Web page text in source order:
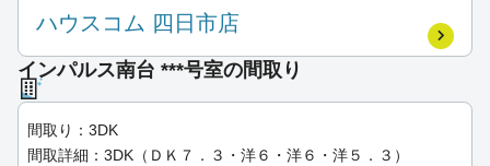
ハウスコム 四日市店
インパルス南台 ***号室の間取り
間取り：3DK
間取詳細：3DK（ＤＫ７．３・洋６・洋６・洋５．３）